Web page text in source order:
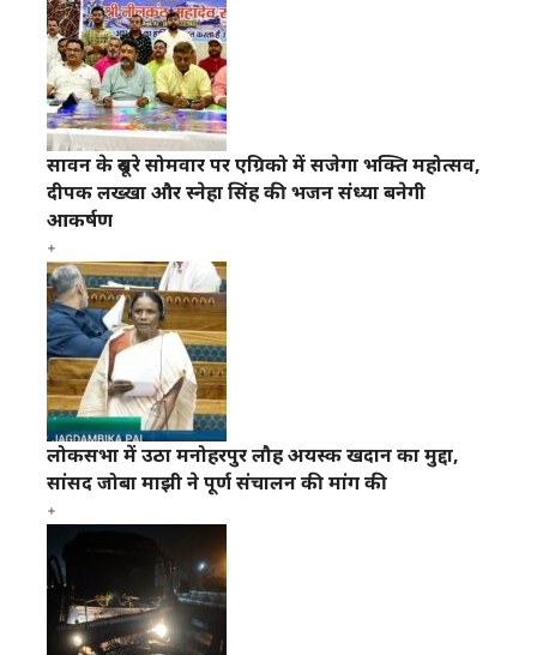
सावन के दूसरे सोमवार पर एग्रिको में सजेगा भक्ति महोत्सव,
दीपक लख्खा और स्नेहा सिंह की भजन संध्या बनेगी
आकर्षण
लोकसभा में उठा मनोहरपुर लौह अयस्क खदान का मुद्दा,
सांसद जोबा माझी ने पूर्ण संचालन की मांग की